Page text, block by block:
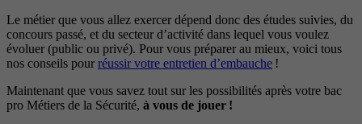
Le métier que vous allez exercer dépend donc des études suivies, du
concours passé, et du secteur d’activité dans lequel vous voulez
évoluer (public ou privé). Pour vous préparer au mieux, voici tous
nos conseils pour réussir votre entretien d’embauche !
Maintenant que vous savez tout sur les possibilités après votre bac
pro Métiers de la Sécurité, à vous de jouer !